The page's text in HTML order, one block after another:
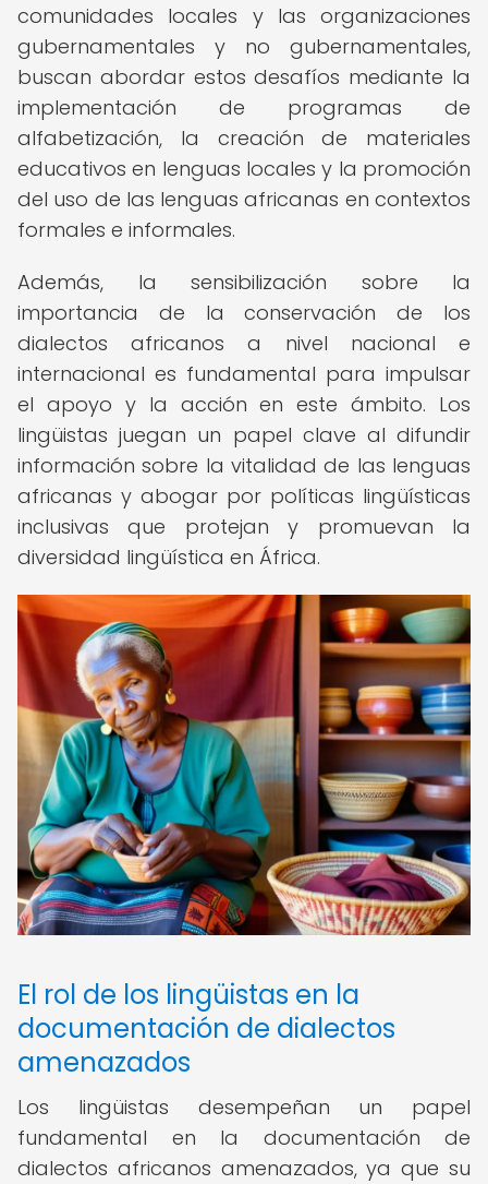
comunidades locales y las organizaciones
gubernamentales y no gubernamentales,
buscan abordar estos desafíos mediante la
implementación de programas de
alfabetización, la creación de materiales
educativos en lenguas locales y la promoción
del uso de las lenguas africanas en contextos
formales e informales.
Además, la sensibilización sobre la
importancia de la conservación de los
dialectos africanos a nivel nacional e
internacional es fundamental para impulsar
el apoyo y la acción en este ámbito. Los
lingüistas juegan un papel clave al difundir
información sobre la vitalidad de las lenguas
africanas y abogar por políticas lingüísticas
inclusivas que protejan y promuevan la
diversidad lingüística en África.
El rol de los lingüistas en la
documentación de dialectos
amenazados
Los lingüistas desempeñan un papel
fundamental en la documentación de
dialectos africanos amenazados, ya que su